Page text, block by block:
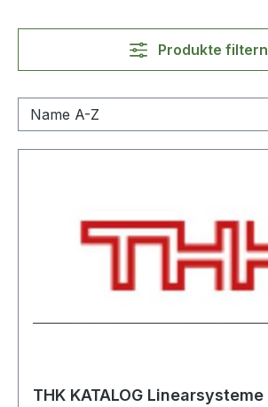
Produkte filtern
THK KATALOG Linearsysteme